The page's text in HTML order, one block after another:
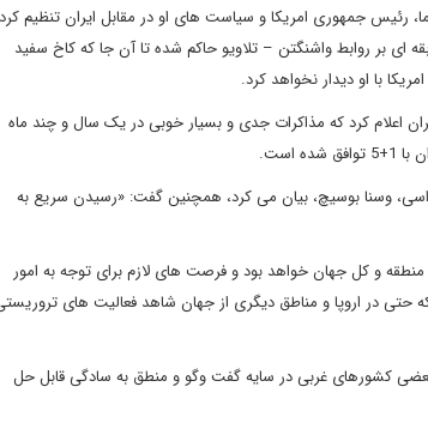
رئیس جمهوری امریکا و سیاست های او در مقابل ایران تنظیم
ای بر روابط واشنگتن – تلاویو حاکم شده تا آن جا که کاخ سفید
با او دیدار نخواهد کرد.
اعلام کرد که مذاکرات جدی و بسیار خوبی در یک سال و چند ماه
وسنا بوسیچ، بیان می کرد، همچنین گفت: «رسیدن سریع به
و کل جهان خواهد بود و فرصت های لازم برای توجه به امور
حتی در اروپا و مناطق دیگری از جهان شاهد فعالیت های
کشورهای غربی در سایه گفت وگو و منطق به سادگی قابل حل